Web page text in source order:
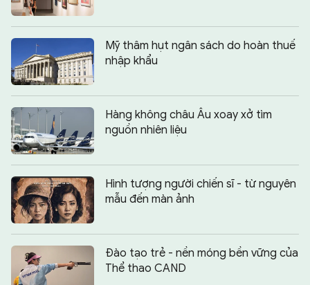
Mỹ thâm hụt ngân sách do hoàn thuế
nhập khẩu
Hàng không châu Âu xoay xở tìm
nguồn nhiên liệu
Hình tượng người chiến sĩ - từ nguyên
mẫu đến màn ảnh
Đào tạo trẻ - nền móng bền vững của
Thể thao CAND